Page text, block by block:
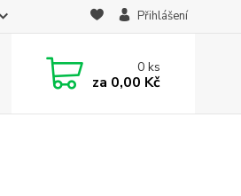
Přihlášení
0ks
za 0,00 Kč